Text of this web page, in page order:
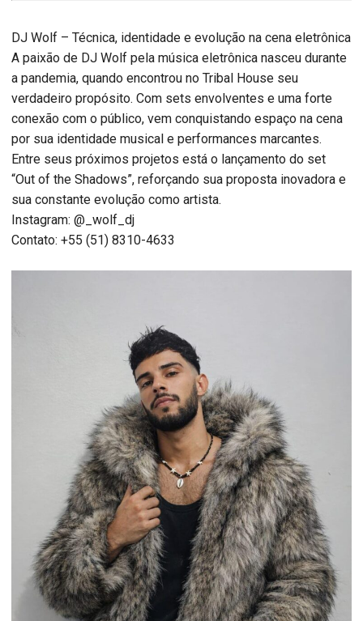
DJ Wolf – Técnica, identidade e evolução na cena eletrônica
A paixão de DJ Wolf pela música eletrônica nasceu durante
a pandemia, quando encontrou no Tribal House seu
verdadeiro propósito. Com sets envolventes e uma forte
conexão com o público, vem conquistando espaço na cena
por sua identidade musical e performances marcantes.
Entre seus próximos projetos está o lançamento do set
“Out of the Shadows”, reforçando sua proposta inovadora e
sua constante evolução como artista.
Instagram: @_wolf_dj
Contato: +55 (51) 8310-4633